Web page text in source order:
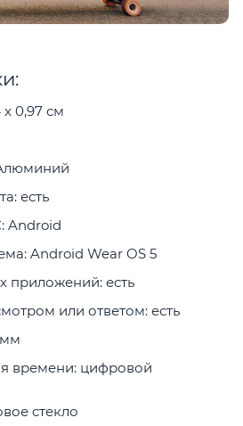
0,97 см
есть
Android
Android Wear OS 5
приложений: есть
или ответом: есть
времени: цифровой
стекло